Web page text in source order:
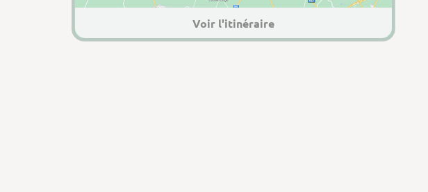
Voir l'itinéraire